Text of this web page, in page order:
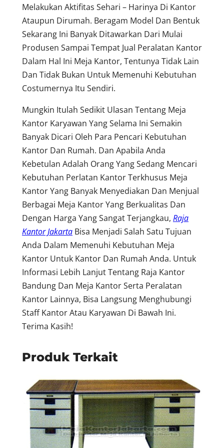
Melakukan Aktifitas Sehari – Harinya Di Kantor
Ataupun Dirumah. Beragam Model Dan Bentuk
Sekarang Ini Banyak Ditawarkan Dari Mulai
Produsen Sampai Tempat Jual Peralatan Kantor
Dalam Hal Ini Meja Kantor, Tentunya Tidak Lain
Dan Tidak Bukan Untuk Memenuhi Kebutuhan
Costumernya Itu Sendiri.
Mungkin Itulah Sedikit Ulasan Tentang Meja
Kantor Karyawan Yang Selama Ini Semakin
Banyak Dicari Oleh Para Pencari Kebutuhan
Kantor Dan Rumah. Dan Apabila Anda
Kebetulan Adalah Orang Yang Sedang Mencari
Kebutuhan Perlatan Kantor Terkhusus Meja
Kantor Yang Banyak Menyediakan Dan Menjual
Berbagai Meja Kantor Yang Berkualitas Dan
Dengan Harga Yang Sangat Terjangkau, Raja
Kantor Jakarta Bisa Menjadi Salah Satu Tujuan
Anda Dalam Memenuhi Kebutuhan Meja
Kantor Untuk Kantor Dan Rumah Anda. Untuk
Informasi Lebih Lanjut Tentang Raja Kantor
Bandung Dan Meja Kantor Serta Peralatan
Kantor Lainnya, Bisa Langsung Menghubungi
Staff Kantor Atau Karyawan Di Bawah Ini.
Terima Kasih!
Produk Terkait